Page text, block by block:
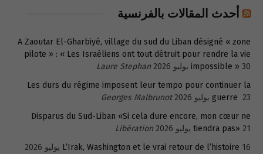
أحدث المقالات بالفرنسية
A Zaoutar El-Gharbiyé, village du sud du Liban désigné « zone
pilote » : « Les Israéliens ont tout détruit pour rendre la vie
impossible » 30 يوليو 2026
Laure Stephan
Les durs du régime imposent leur tempo pour continuer la
guerre 23 يوليو 2026
Georges Malbrunot
Disparus du Sud-Liban «Si cela dure encore, mon cœur ne
tiendra pas» 21 يوليو 2026
Libération
L’Irak, Washington et le vrai retour de l’histoire 16 يوليو 2026